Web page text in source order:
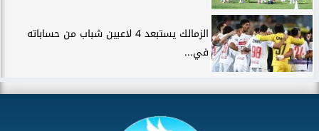
الزمالك يستبعد 4 لاعبين شباب من حساباته
في...